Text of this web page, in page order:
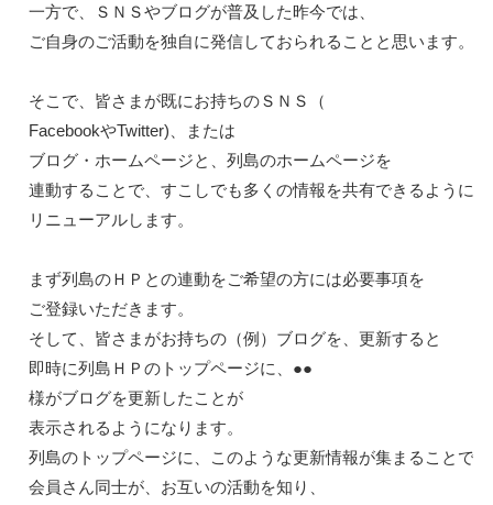
一方で、ＳＮＳやブログが普及した昨今では、
ご自身のご活動を独自に発信しておられることと思います。
そこで、皆さまが既にお持ちのＳＮＳ（
FacebookやTwitter)、または
ブログ・ホームページと、列島のホームページを
連動することで、すこしでも多くの情報を共有できるように
リニューアルします。
まず列島のＨＰとの連動をご希望の方には必要事項を
ご登録いただきます。
そして、皆さまがお持ちの（例）ブログを、更新すると
即時に列島ＨＰのトップページに、●●
様がブログを更新したことが
表示されるようになります。
列島のトップページに、このような更新情報が集まることで
会員さん同士が、お互いの活動を知り、